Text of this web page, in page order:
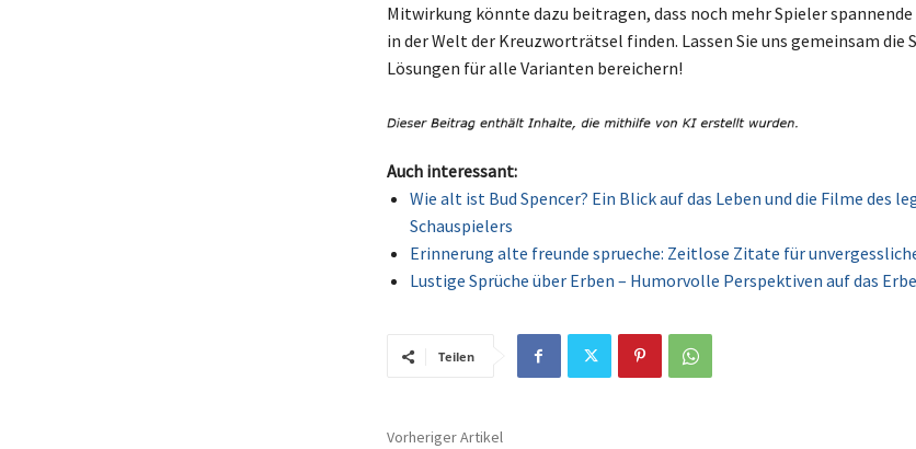
Mitwirkung könnte dazu beitragen, dass noch mehr Spieler
in der Welt der Kreuzworträtsel finden. Lassen Sie uns gemeinsam die
Lösungen für alle Varianten bereichern!
Auch interessant:
Wie alt ist Bud Spencer? Ein Blick auf das Leben und die Filme des
Schauspielers
Erinnerung alte freunde sprueche: Zeitlose Zitate für
Lustige Sprüche über Erben – Humorvolle Perspektiven auf das Erbe
Teilen
Vorheriger Artikel